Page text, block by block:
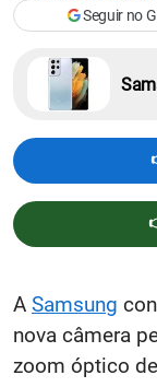
Seguir no
A Samsung
nova câmera
zoom óptico